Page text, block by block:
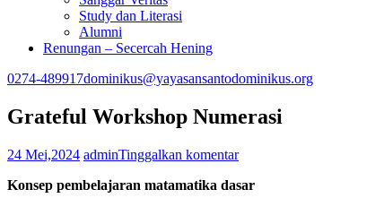
Study dan Literasi
Alumni
Renungan – Secercah Hening
0274-489917dominikus@yayasansantodominikus.org
Grateful Workshop Numerasi
24 Mei,2024 adminTinggalkan komentar
Konsep pembelajaran matamatika dasar